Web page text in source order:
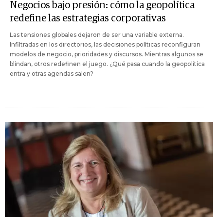
Negocios bajo presión: cómo la geopolítica
redefine las estrategias corporativas
Las tensiones globales dejaron de ser una variable externa.
Infiltradas en los directorios, las decisiones políticas reconfiguran
modelos de negocio, prioridades y discursos. Mientras algunos se
blindan, otros redefinen el juego. ¿Qué pasa cuando la geopolítica
entra y otras agendas salen?